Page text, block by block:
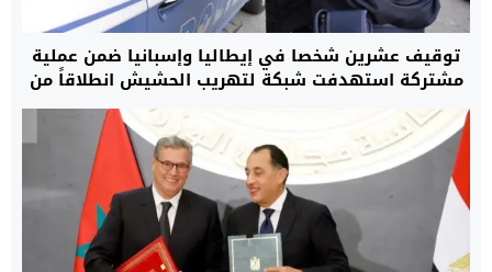
توقيف عشرين شخصا في إيطاليا وإسبانيا ضمن عملية
مشتركة استهدفت شبكة لتهريب الحشيش انطلاقاً من
المغرب نحو مدن أوروبية